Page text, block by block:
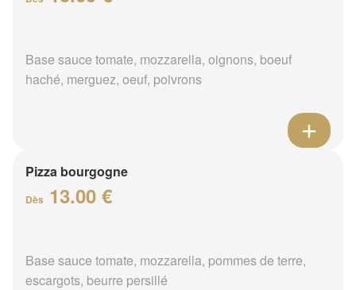
Base sauce tomate, mozzarella, oignons, boeuf
haché, merguez, oeuf, poivrons
Pizza bourgogne
Dès 13.00 €
Base sauce tomate, mozzarella, pommes de terre,
escargots, beurre persillé